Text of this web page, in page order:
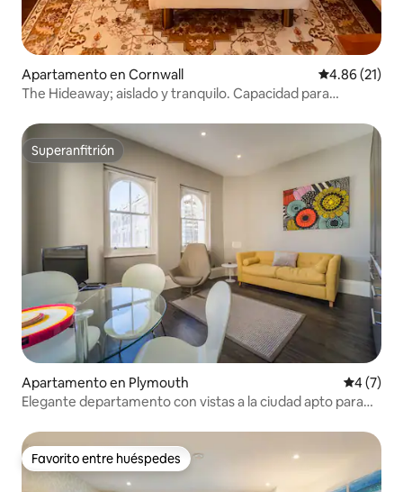
Apartamento en Cornwall Calificación
4.86 (21)
The Hideaway; aislado y tranquilo. Capacidad para
Superanfitrión
Superanfitrión
Apartamento en Plymouth
4 (7)
Elegante departamento con vistas a la ciudad apto para
Favorito entre huéspedes
Favorito entre huéspedes